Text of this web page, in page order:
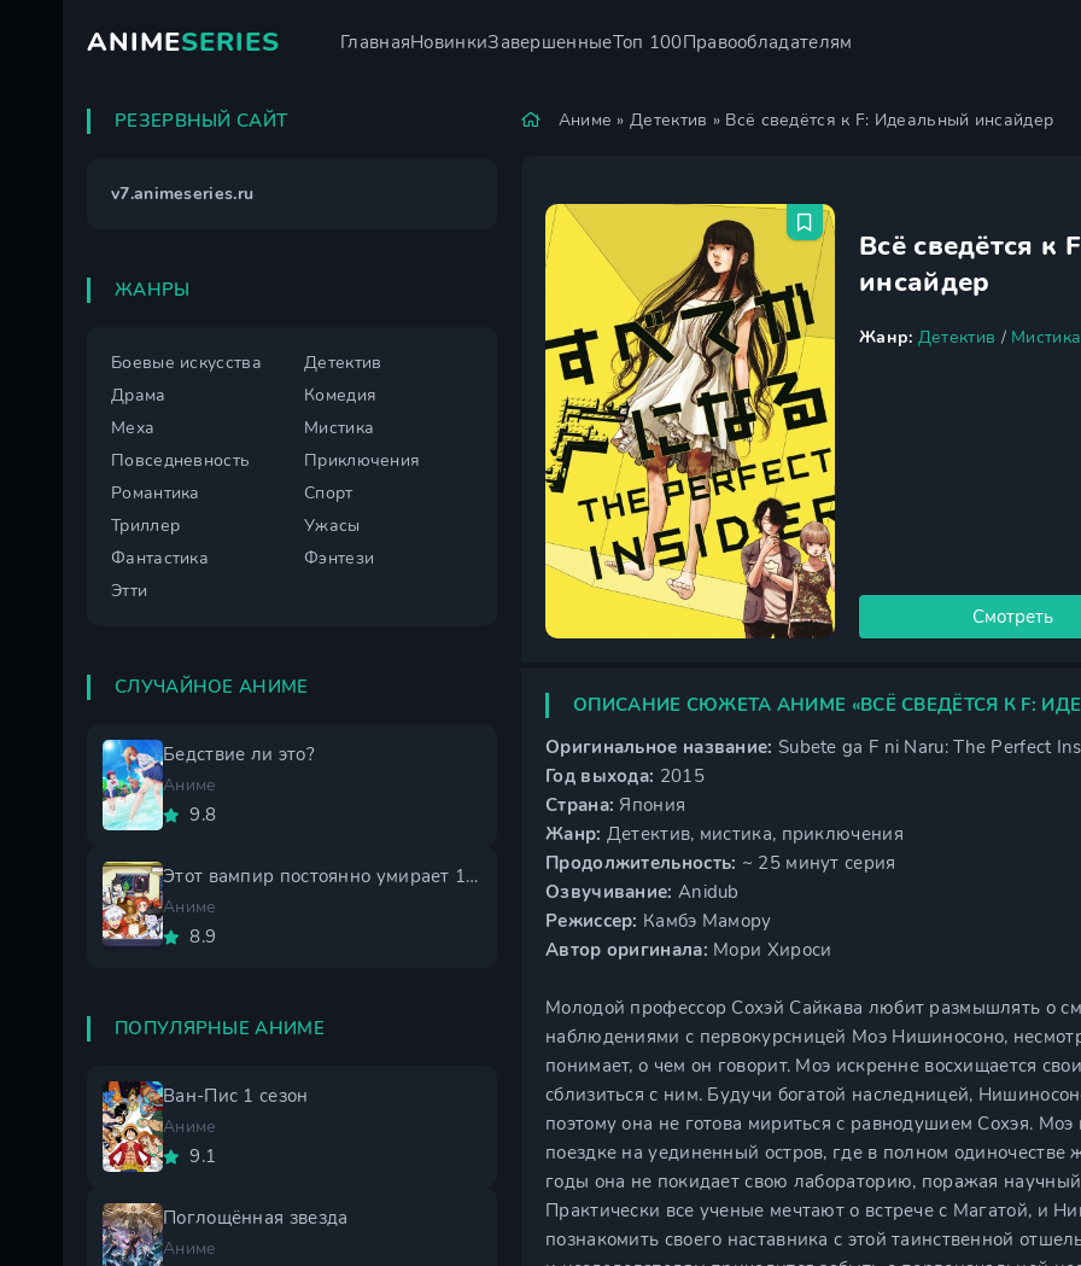
ANIMESERIES ГлавнаяНовинкиЗавершенныеТоп 100Правообладателям
Аниме »Детектив » Всё сведётся к F: Идеальный инсайдер
Всё сведётся к
инсайдер
Жанр: Детектив / Мистика
Смотреть
ОПИСАНИЕ СЮЖЕТА АНИМЕ «ВСЁ СВЕДЁТСЯ К F:
Оригинальное название: Subete ga F ni Naru: The Perfect
Год выхода: 2015
Страна: Япония
Жанр: Детектив, мистика, приключения
Продолжительность: ~ 25 минут серия
Озвучивание: Anidub
Режиссер: Камбэ Мамору
Автор оригинала: Мори Хироси
Молодой профессор Сохэй Сайкава любит размышлять о
наблюдениями с первокурсницей Моэ Нишиносоно,
понимает, о чем он говорит. Моэ искренне восхищается
сблизиться с ним. Будучи богатой наследницей,
поэтому она не готова мириться с равнодушием Сохэя.
поездке на уединенный остров, где в полном
годы она не покидает свою лабораторию, поражая
Практически все ученые мечтают о встрече с Магатой, и
познакомить своего наставника с этой таинственной
РЕЗЕРВНЫЙ САЙТ
v7.animeseries.ru
ЖАНРЫ
Боевые искусства
Детектив
Драма
Комедия
Меха
Мистика
Повседневность
Приключения
Романтика
Спорт
Триллер
Ужасы
Фантастика
Фэнтези
Этти
СЛУЧАЙНОЕ АНИМЕ
Бедствие ли это?
Аниме
9.8
Этот вампир постоянно умирает 1 сезон
Аниме
8.9
ПОПУЛЯРНЫЕ АНИМЕ
Ван-Пис 1 сезон
Аниме
9.1
Поглощённая звезда
Аниме